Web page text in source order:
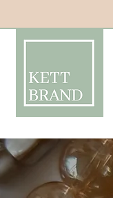
Kettbrand